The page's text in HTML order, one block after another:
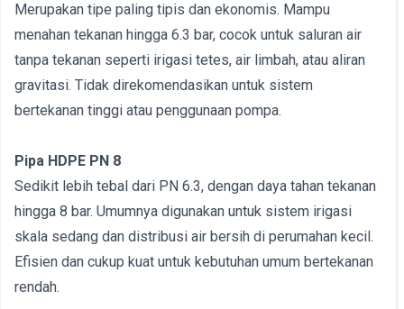
Merupakan tipe paling tipis dan ekonomis. Mampu
menahan tekanan hingga 6.3 bar, cocok untuk saluran air
tanpa tekanan seperti irigasi tetes, air limbah, atau aliran
gravitasi. Tidak direkomendasikan untuk sistem
bertekanan tinggi atau penggunaan pompa.
Pipa HDPE PN 8
Sedikit lebih tebal dari PN 6.3, dengan daya tahan tekanan
hingga 8 bar. Umumnya digunakan untuk sistem irigasi
skala sedang dan distribusi air bersih di perumahan kecil.
Efisien dan cukup kuat untuk kebutuhan umum bertekanan
rendah.